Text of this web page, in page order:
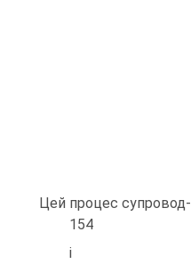
Цей процес супровод-
154
і